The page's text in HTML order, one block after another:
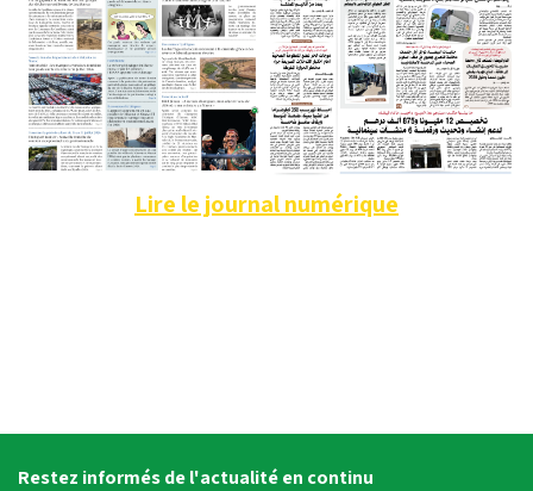
Lire le journal numérique
Restez informés de l'actualité en continu